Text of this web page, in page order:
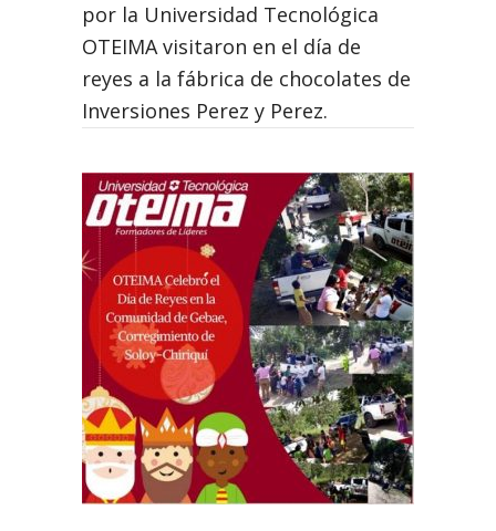
por la Universidad Tecnológica
OTEIMA visitaron en el día de
reyes a la fábrica de chocolates de
Inversiones Perez y Perez.